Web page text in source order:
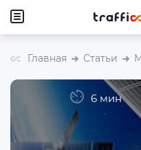
Главная Статьи
6 мин